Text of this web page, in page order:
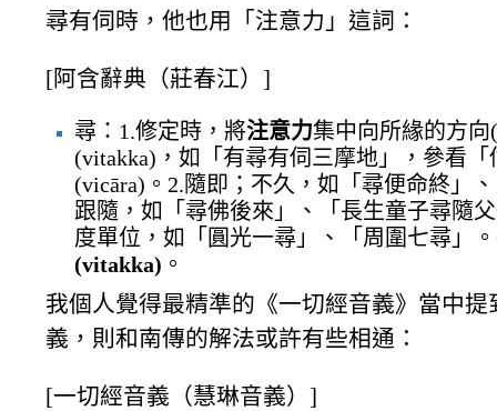
尋有伺時，他也用「注意力」這詞：
[阿含辭典（莊春江）]
尋：1.修定時，將注意力集中向所緣的方
(vitakka)，如「有尋有伺三摩地」，參看「
(vicāra)。2.隨即；不久，如「尋便命終」
跟隨，如「尋佛後來」、「長生童子尋隨
度單位，如「圓光一尋」、「周圍七尋」
(vitakka) 。
我個人覺得最精準的《一切經音義》當中提
義，則和南傳的解法或許有些相通：
[一切經音義（慧琳音義）]